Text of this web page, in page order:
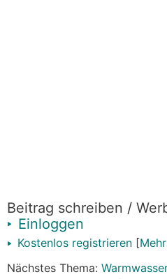
Beitrag schreiben /
Einloggen
Kostenlos registrieren [
Nächstes Thema: